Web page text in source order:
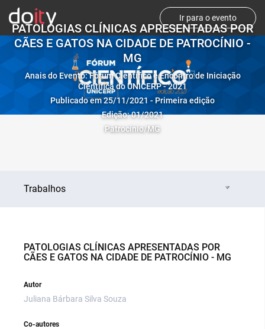
Ir para o evento
PATOLOGIAS CLÍNICAS APRESENTADAS POR
CÃES E GATOS NA CIDADE DE PATROCÍNIO -
MG
Anais do Evento: Fórum Científico e Encontro de Iniciação
Científica do UNICERP - 2021
Publicado em 25/11/2021 - Primeira edição
Edição: 01/2021
Patrocínio/MG
Trabalhos
PATOLOGIAS CLÍNICAS APRESENTADAS POR
CÃES E GATOS NA CIDADE DE PATROCÍNIO - MG
Autor
Juliana Bárbara Silva Souza
Co-autores